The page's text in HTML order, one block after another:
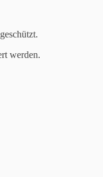
werden.